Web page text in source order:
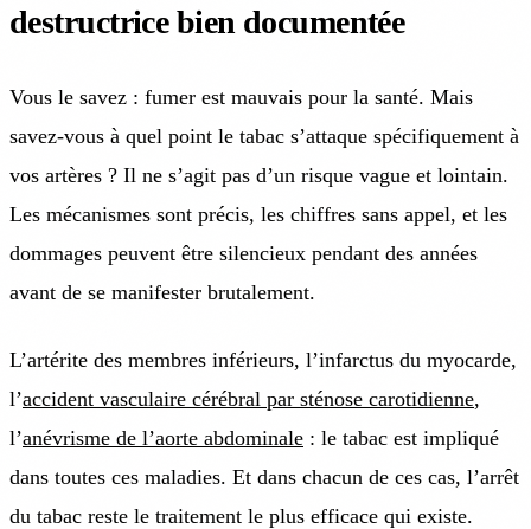
destructrice bien documentée
Vous le savez : fumer est mauvais pour la santé. Mais
savez-vous à quel point le tabac s’attaque spécifiquement à
vos artères ? Il ne s’agit pas d’un risque vague et lointain.
Les mécanismes sont précis, les chiffres sans appel, et les
dommages peuvent être silencieux pendant des années
avant de se manifester brutalement.
L’artérite des membres inférieurs, l’infarctus du myocarde,
l’accident vasculaire cérébral par sténose carotidienne,
l’anévrisme de l’aorte abdominale : le tabac est impliqué
dans toutes ces maladies. Et dans chacun de ces cas, l’arrêt
du tabac reste le traitement le plus efficace qui existe.